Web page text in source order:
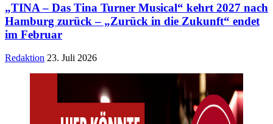
„TINA – Das Tina Turner Musical“ kehrt 2027 nach
Hamburg zurück – „Zurück in die Zukunft“ endet
im Februar
Redaktion 23. Juli 2026